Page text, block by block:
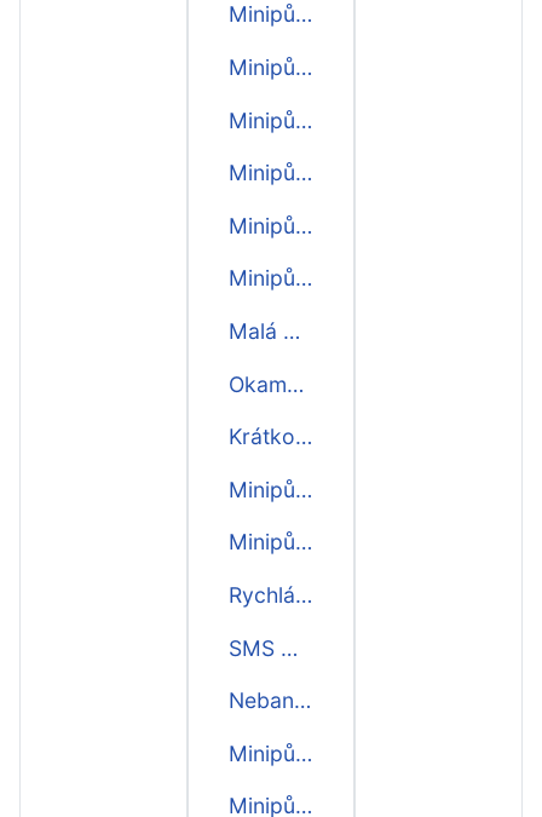
Minipůjčka první zdarma
Minipůjčka do hodiny
Minipůjčka do 15 minut
Minipůjčka do 5 minut
Minipůjčka do 10 minut
Minipůjčka do dalšího dne
Malá minipůjčka
Okamžitá minipůjčka
Krátkodobá minipůjčka
Minipůjčka online
Minipůjčka i o víkendu
Rychlá SMS minipůjčka
SMS minipůjčka
Nebankovní minipůjčka
Minipůjčka bez registru
Minipůjčka ihned na účet